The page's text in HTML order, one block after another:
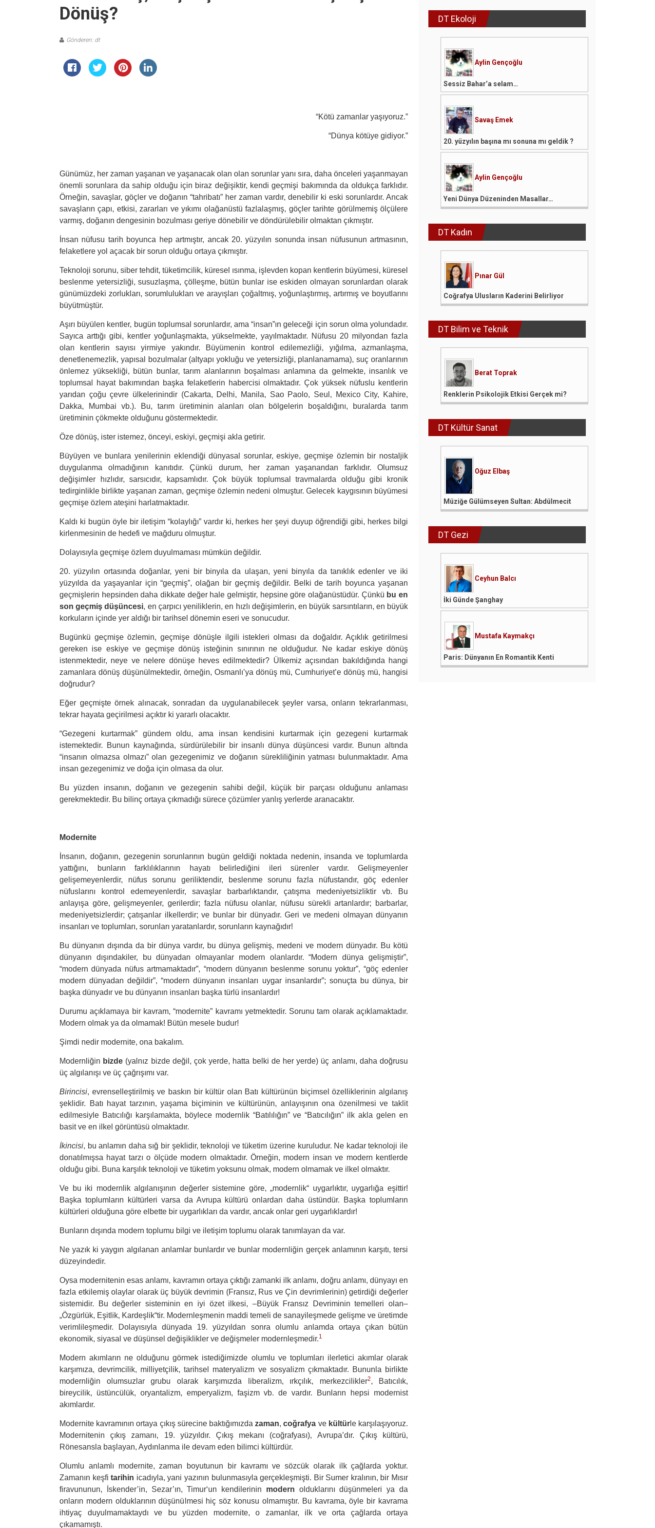
Dönüş?
Gönderen: dt
“Kötü zamanlar yaşıyoruz.”
“Dünya kötüye gidiyor.”
Günümüz, her zaman yaşanan ve yaşanacak olan olan sorunlar yanı sıra, daha önceleri yaşanmayan
önemli sorunlara da sahip olduğu için biraz değişiktir, kendi geçmişi bakımında da oldukça farklıdır.
Örneğin, savaşlar, göçler ve doğanın “tahribatı” her zaman vardır, denebilir ki eski sorunlardır. Ancak
savaşların çapı, etkisi, zararları ve yıkımı olağanüstü fazlalaşmış, göçler tarihte görülmemiş ölçülere
varmış, doğanın dengesinin bozulması geriye dönebilir ve döndürülebilir olmaktan çıkmıştır.
İnsan nüfusu tarih boyunca hep artmıştır, ancak 20. yüzyılın sonunda insan nüfusunun artmasının,
felaketlere yol açacak bir sorun olduğu ortaya çıkmıştır.
Teknoloji sorunu, siber tehdit, tüketimcilik, küresel ısınma, işlevden kopan kentlerin büyümesi, küresel
beslenme yetersizliği, susuzlaşma, çölleşme, bütün bunlar ise eskiden olmayan sorunlardan olarak
günümüzdeki zorlukları, sorumlulukları ve arayışları çoğaltmış, yoğunlaştırmış, artırmış ve boyutlarını
büyütmüştür.
Aşırı büyülen kentler, bugün toplumsal sorunlardır, ama “insan”ın geleceği için sorun olma yolundadır.
Sayıca arttığı gibi, kentler yoğunlaşmakta, yükselmekte, yayılmaktadır. Nüfusu 20 milyondan fazla
olan kentlerin sayısı yirmiye yakındır. Büyümenin kontrol edilemezliği, yığılma, azmanlaşma,
denetlenemezlik, yapısal bozulmalar (altyapı yokluğu ve yetersizliği, planlanamama), suç oranlarının
önlemez yüksekliği, bütün bunlar, tarım alanlarının boşalması anlamına da gelmekte, insanlık ve
toplumsal hayat bakımından başka felaketlerin habercisi olmaktadır. Çok yüksek nüfuslu kentlerin
yarıdan çoğu çevre ülkelerinindir (Cakarta, Delhi, Manila, Sao Paolo, Seul, Mexico City, Kahire,
Dakka, Mumbai vb.). Bu, tarım üretiminin alanları olan bölgelerin boşaldığını, buralarda tarım
üretiminin çökmekte olduğunu göstermektedir.
Öze dönüş, ister istemez, önceyi, eskiyi, geçmişi akla getirir.
Büyüyen ve bunlara yenilerinin eklendiği dünyasal sorunlar, eskiye, geçmişe özlemin bir nostaljik
duygulanma olmadığının kanıtıdır. Çünkü durum, her zaman yaşanandan farklıdır. Olumsuz
değişimler hızlıdır, sarsıcıdır, kapsamlıdır. Çok büyük toplumsal travmalarda olduğu gibi kronik
tedirginlikle birlikte yaşanan zaman, geçmişe özlemin nedeni olmuştur. Gelecek kaygısının büyümesi
geçmişe özlem ateşini harlatmaktadır.
Kaldı ki bugün öyle bir iletişim “kolaylığı” vardır ki, herkes her şeyi duyup öğrendiği gibi, herkes bilgi
kirlenmesinin de hedefi ve mağduru olmuştur.
Dolayısıyla geçmişe özlem duyulmaması mümkün değildir.
20. yüzyılın ortasında doğanlar, yeni bir binyıla da ulaşan, yeni binyıla da tanıklık edenler ve iki
yüzyılda da yaşayanlar için “geçmiş”, olağan bir geçmiş değildir. Belki de tarih boyunca yaşanan
geçmişlerin hepsinden daha dikkate değer hale gelmiştir, hepsine göre olağanüstüdür. Çünkü bu en
son geçmiş düşüncesi, en çarpıcı yeniliklerin, en hızlı değişimlerin, en büyük sarsıntıların, en büyük
korkuların içinde yer aldığı bir tarihsel dönemin eseri ve sonucudur.
Bugünkü geçmişe özlemin, geçmişe dönüşle ilgili istekleri olması da doğaldır. Açıklık getirilmesi
gereken ise eskiye ve geçmişe dönüş isteğinin sınırının ne olduğudur. Ne kadar eskiye dönüş
istenmektedir, neye ve nelere dönüşe heves edilmektedir? Ülkemiz açısından bakıldığında hangi
zamanlara dönüş düşünülmektedir, örneğin, Osmanlı’ya dönüş mü, Cumhuriyet’e dönüş mü, hangisi
doğrudur?
Eğer geçmişte örnek alınacak, sonradan da uygulanabilecek şeyler varsa, onların tekrarlanması,
tekrar hayata geçirilmesi açıktır ki yararlı olacaktır.
“Gezegeni kurtarmak” gündem oldu, ama insan kendisini kurtarmak için gezegeni kurtarmak
istemektedir. Bunun kaynağında, sürdürülebilir bir insanlı dünya düşüncesi vardır. Bunun altında
“insanın olmazsa olmazı” olan gezegenimiz ve doğanın sürekliliğinin yatması bulunmaktadır. Ama
insan gezegenimiz ve doğa için olmasa da olur.
Bu yüzden insanın, doğanın ve gezegenin sahibi değil, küçük bir parçası olduğunu anlaması
gerekmektedir. Bu bilinç ortaya çıkmadığı sürece çözümler yanlış yerlerde aranacaktır.
Modernite
İnsanın, doğanın, gezegenin sorunlarının bugün geldiği noktada nedenin, insanda ve toplumlarda
yattığını, bunların farklılıklarının hayatı belirlediğini ileri sürenler vardır. Gelişmeyenler
gelişemeyenlerdir, nüfus sorunu geriliktendir, beslenme sorunu fazla nüfustandır, göç edenler
nüfuslarını kontrol edemeyenlerdir, savaşlar barbarlıktandır, çatışma medeniyetsizliktir vb. Bu
anlayışa göre, gelişmeyenler, gerilerdir; fazla nüfusu olanlar, nüfusu sürekli artanlardır; barbarlar,
medeniyetsizlerdir; çatışanlar ilkellerdir; ve bunlar bir dünyadır. Geri ve medeni olmayan dünyanın
insanları ve toplumları, sorunları yaratanlardır, sorunların kaynağıdır!
Bu dünyanın dışında da bir dünya vardır, bu dünya gelişmiş, medeni ve modern dünyadır. Bu kötü
dünyanın dışındakiler, bu dünyadan olmayanlar modern olanlardır. “Modern dünya gelişmiştir”,
“modern dünyada nüfus artmamaktadır”, “modern dünyanın beslenme sorunu yoktur”, “göç edenler
modern dünyadan değildir”, “modern dünyanın insanları uygar insanlardır”; sonuçta bu dünya, bir
başka dünyadır ve bu dünyanın insanları başka türlü insanlardır!
Durumu açıklamaya bir kavram, “modernite” kavramı yetmektedir. Sorunu tam olarak açıklamaktadır.
Modern olmak ya da olmamak! Bütün mesele budur!
Şimdi nedir modernite, ona bakalım.
Modernliğin bizde (yalnız bizde değil, çok yerde, hatta belki de her yerde) üç anlamı, daha doğrusu
üç algılanışı ve üç çağrışımı var.
Birincisi, evrenselleştirilmiş ve baskın bir kültür olan Batı kültürünün biçimsel özelliklerinin algılanış
şeklidir. Batı hayat tarzının, yaşama biçiminin ve kültürünün, anlayışının ona özenilmesi ve taklit
edilmesiyle Batıcılığı karşılamakta, böylece modernlik “Batılılığın” ve “Batıcılığın” ilk akla gelen en
basit ve en ilkel görüntüsü olmaktadır.
İkincisi, bu anlamın daha sığ bir şeklidir, teknoloji ve tüketim üzerine kuruludur. Ne kadar teknoloji ile
donatılmışsa hayat tarzı o ölçüde modern olmaktadır. Örneğin, modern insan ve modern kentlerde
olduğu gibi. Buna karşılık teknoloji ve tüketim yoksunu olmak, modern olmamak ve ilkel olmaktır.
Ve bu iki modernlik algılanışının değerler sistemine göre, „modernlik“ uygarlıktır, uygarlığa eşittir!
Başka toplumların kültürleri varsa da Avrupa kültürü onlardan daha üstündür. Başka toplumların
kültürleri olduğuna göre elbette bir uygarlıkları da vardır, ancak onlar geri uygarlıklardır!
Bunların dışında modern toplumu bilgi ve iletişim toplumu olarak tanımlayan da var.
Ne yazık ki yaygın algılanan anlamlar bunlardır ve bunlar modernliğin gerçek anlamının karşıtı, tersi
düzeyindedir.
Oysa modernitenin esas anlamı, kavramın ortaya çıktığı zamanki ilk anlamı, doğru anlamı, dünyayı en
fazla etkilemiş olaylar olarak üç büyük devrimin (Fransız, Rus ve Çin devrimlerinin) getirdiği değerler
sistemidir. Bu değerler sisteminin en iyi özet ilkesi, –Büyük Fransız Devriminin temelleri olan–
„Özgürlük, Eşitlik, Kardeşlik“tir. Modernleşmenin maddi temeli de sanayileşmede gelişme ve üretimde
verimlileşmedir. Dolayısıyla dünyada 19. yüzyıldan sonra olumlu anlamda ortaya çıkan bütün
ekonomik, siyasal ve düşünsel değişiklikler ve değişmeler modernleşmedir.1
Modern akımların ne olduğunu görmek istediğimizde olumlu ve toplumları ilerletici akımlar olarak
karşımıza, devrimcilik, milliyetçilik, tarihsel materyalizm ve sosyalizm çıkmaktadır. Bununla birlikte
modernliğin olumsuzlar grubu olarak karşımızda liberalizm, ırkçılık, merkezcilikler2, Batıcılık,
bireycilik, üstüncülük, oryantalizm, emperyalizm, faşizm vb. de vardır. Bunların hepsi modernist
akımlardır.
Modernite kavramının ortaya çıkış sürecine baktığımızdazaman,coğrafya ve kültürle karşılaşıyoruz.
Modernitenin çıkış zamanı, 19. yüzyıldır. Çıkış mekanı (coğrafyası), Avrupa’dır. Çıkış kültürü,
Rönesansla başlayan, Aydınlanma ile devam eden bilimci kültürdür.
Olumlu anlamlı modernite, zaman boyutunun bir kavramı ve sözcük olarak ilk çağlarda yoktur.
Zamanın keşfitarihin icadıyla, yani yazının bulunmasıyla gerçekleşmişti. Bir Sumer kralının, bir Mısır
firavununun, İskender’in, Sezar’ın, Timur‘un kendilerinin modern olduklarını düşünmeleri ya da
onların modern olduklarının düşünülmesi hiç söz konusu olmamıştır. Bu kavrama, öyle bir kavrama
ihtiyaç duyulmamaktaydı ve bu yüzden modernite, o zamanlar, ilk ve orta çağlarda ortaya
çıkamamıştı.
DT Ekoloji
Aylin Gençoğlu
Sessiz Bahar’a selam…
Savaş Emek
20. yüzyılın başına mı sonuna mı geldik ?
Aylin Gençoğlu
Yeni Dünya Düzeninden Masallar…
DT Kadın
Pınar Gül
Coğrafya Ulusların Kaderini Belirliyor
DT Bilim ve Teknik
Berat Toprak
Renklerin Psikolojik Etkisi Gerçek mi?
DT Kültür Sanat
Oğuz Elbaş
Müziğe Gülümseyen Sultan: Abdülmecit
DT Gezi
Ceyhun Balcı
İki Günde Şanghay
Mustafa Kaymakçı
Paris: Dünyanın En Romantik Kenti